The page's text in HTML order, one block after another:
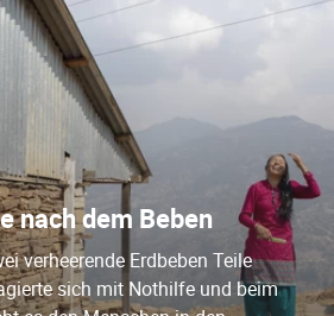
nach dem Beben
verheerende Erdbeben Teile
sich mit Nothilfe und beim